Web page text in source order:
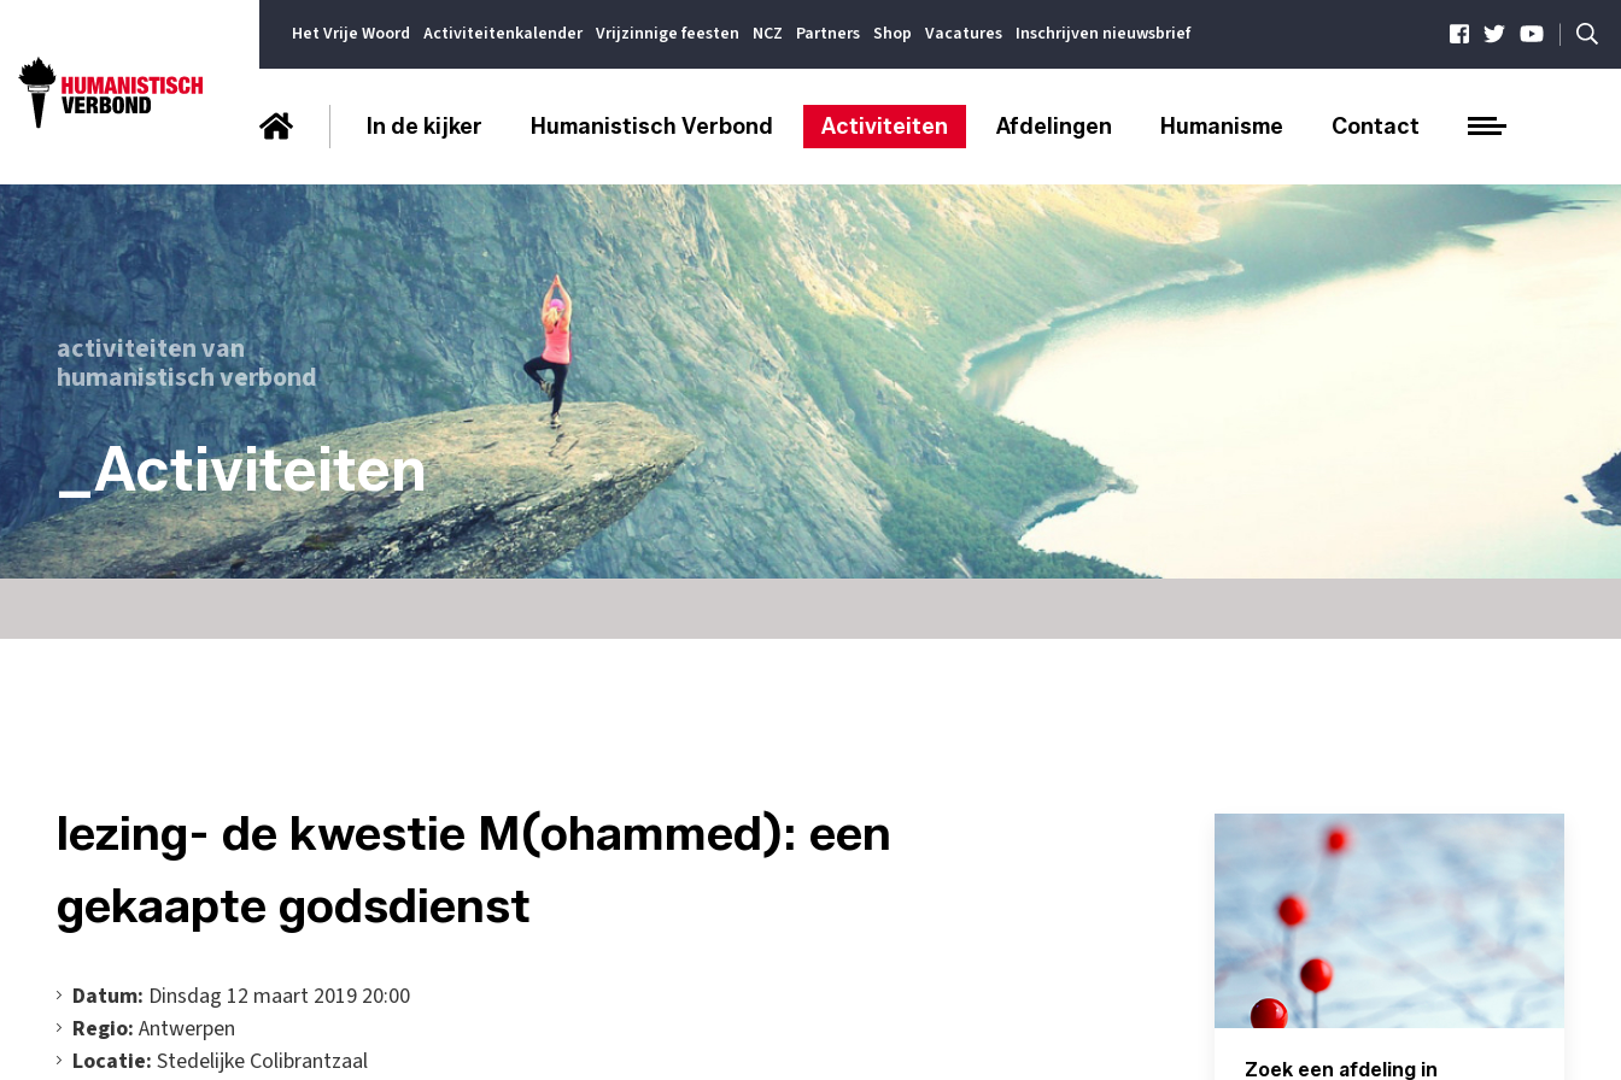
Het Vrije Woord Activiteitenkalender Vrijzinnige feesten NCZ Partners Shop Vacatures Inschrijven nieuwsbrief |
In de kijker Humanistisch Verbond Activiteiten Afdelingen Humanisme Contact
activiteiten van
humanistisch verbond
_Activiteiten
lezing- de kwestie M(ohammed): een
gekaapte godsdienst
Datum: Dinsdag 12 maart 2019 20:00
Regio: Antwerpen
Locatie: Stedelijke Colibrantzaal
Zoek een afdeling in